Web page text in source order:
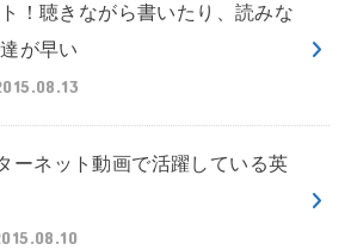
！聴きながら書いたり、読みな
が早い
ーネット動画で活躍している英